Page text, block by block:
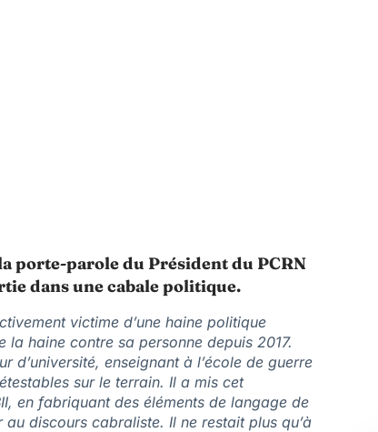
porte-parole du Président du PCRN
dans une cabale politique.
victime d’une haine politique
haine contre sa personne depuis 2017.
d’université, enseignant à l’école de guerre
sur le terrain. Il a mis cet
en fabriquant des éléments de langage de
discours cabraliste. Il ne restait plus qu’à